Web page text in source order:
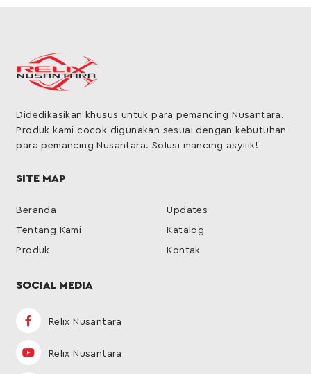
Didedikasikan khusus untuk para pemancing Nusantara.
Produk kami cocok digunakan sesuai dengan kebutuhan
para pemancing Nusantara. Solusi mancing asyiiik!
SITE MAP
Beranda
Tentang Kami
Produk
Updates
Katalog
Kontak
SOCIAL MEDIA
Relix Nusantara
Relix Nusantara